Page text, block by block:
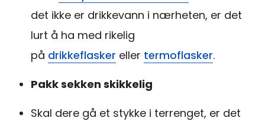
det ikke er drikkevann i nærheten, er det
lurt å ha med rikelig
på drikkeflasker eller termoflasker.
Pakk sekken skikkelig
Skal dere gå et stykke i terrenget, er det